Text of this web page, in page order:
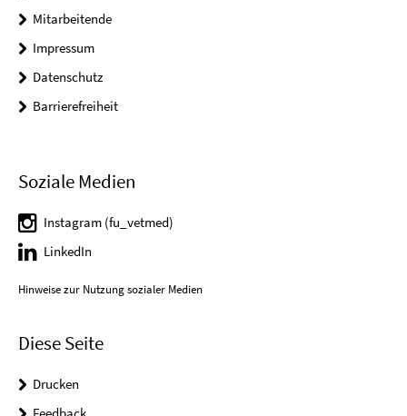
Mitarbeitende
Impressum
Datenschutz
Barrierefreiheit
Soziale Medien
Instagram (fu_vetmed)
LinkedIn
Hinweise zur Nutzung sozialer Medien
Diese Seite
Drucken